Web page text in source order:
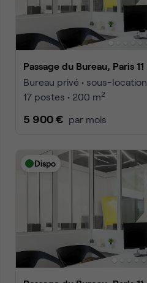
Passage du Bureau, Paris 11
Bureau privé • sous-location
17 postes • 200 m2
5 900 € par mois
Dispo